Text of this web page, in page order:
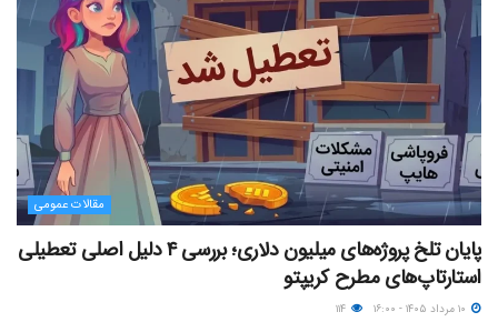
مقالات عمومی
پایان تلخ پروژه‌های میلیون دلاری؛ بررسی ۴ دلیل اصلی تعطیلی
استارتاپ‌های مطرح کریپتو